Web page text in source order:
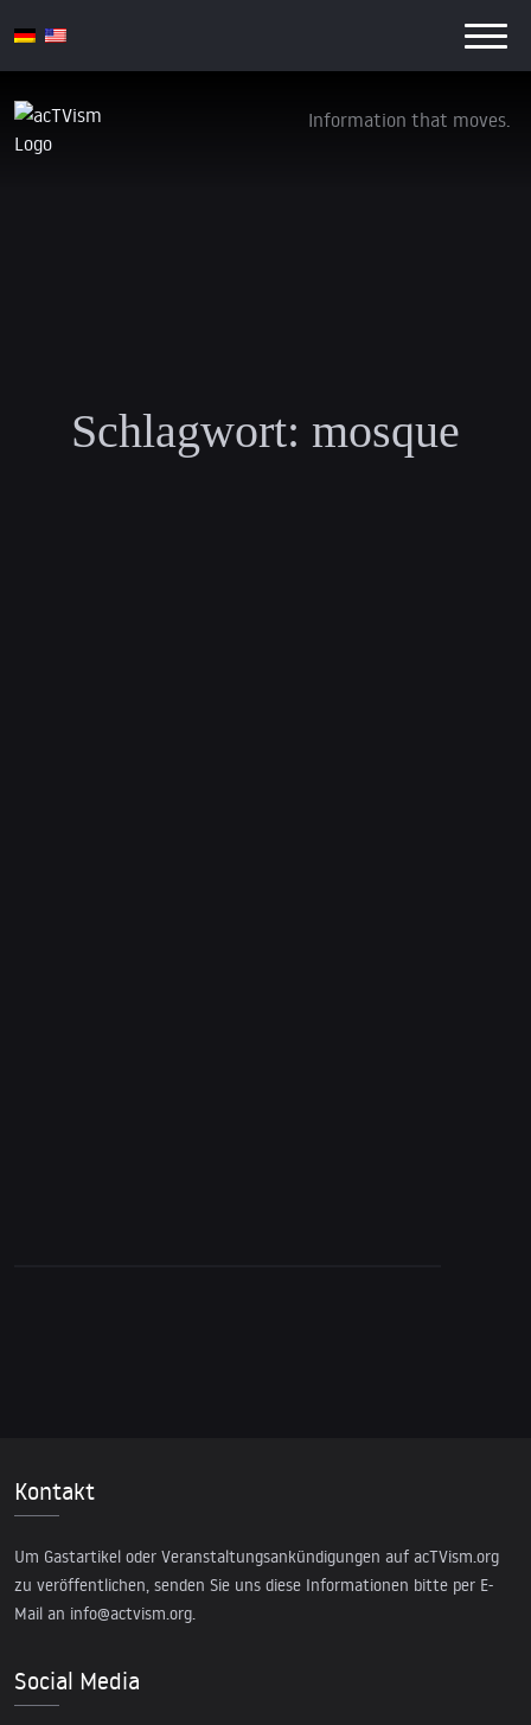
Information that moves.
Schlagwort: mosque
Kontakt
Um Gastartikel oder Veranstaltungsankündigungen auf acTVism.org
zu veröffentlichen, senden Sie uns diese Informationen bitte per E-
Mail an info@actvism.org.
Social Media